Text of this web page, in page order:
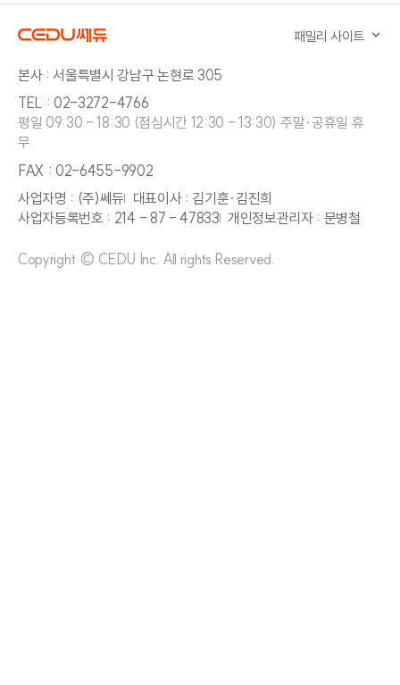
패밀리 사이트
본사 : 서울특별시 강남구 논현로 305
TEL : 02-3272-4766
평일 09:30 - 18:30 (점심시간 12:30 - 13:30) 주말·공휴일 휴
무
FAX : 02-6455-9902
사업자명 : (주)쎄듀 대표이사 : 김기훈·김진희
사업자등록번호 : 214 - 87 - 47833 개인정보관리자 : 문병철
Copyright © CEDU Inc. All rights Reserved.